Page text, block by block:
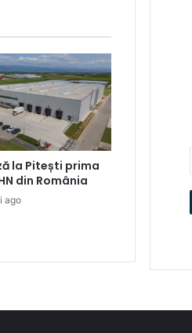
la Pitești prima
din România
ago